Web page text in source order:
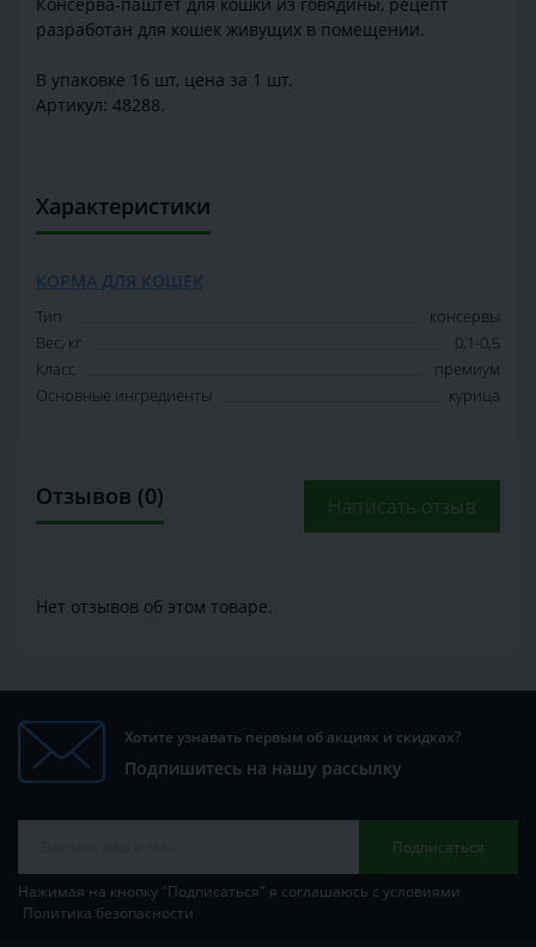
разработан для кошек живущих в помещении.
В упаковке 16 шт, цена за 1 шт.
Артикул: 48288.
Характеристики
КОРМА ДЛЯ КОШЕК
Тип
консервы
Вес, кг
0,1-0,5
Класс
премиум
Основные ингредиенты
курица
Отзывов (0) Написать отзыв
Нет отзывов об этом товаре.
Хотите узнавать первым об акциях и скидках?
Подпишитесь на нашу рассылку
Подписаться
Нажимая на кнопку "Подписаться" я соглашаюсь с условиями
Политика безопасности